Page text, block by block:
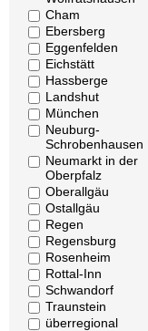
Cham
Ebersberg
Eggenfelden
Eichstätt
Hassberge
Landshut
München
Neuburg-
Schrobenhausen
Neumarkt in der
Oberpfalz
Oberallgäu
Ostallgäu
Regen
Regensburg
Rosenheim
Rottal-Inn
Schwandorf
Traunstein
überregional